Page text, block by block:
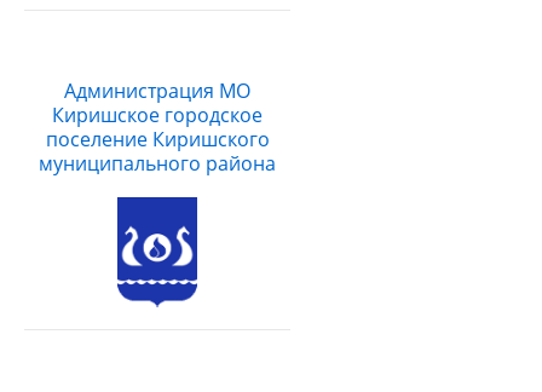
Администрация МО
Киришское городское
поселение Киришского
муниципального района